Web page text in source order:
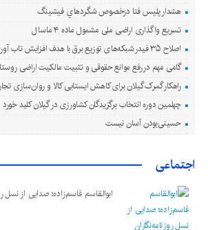
هشدار پليس فتا درخصوص شگردهاي فيشينگ
تسریع واگذاری اراضی ملی مشمول ماده ۴ ماسال
اصلاح ۳۵ فیدر شبكه‌های توزیع برق با هدف افزایش تاب آوری
گامی مهم در رفع موانع حقوقی و تثبیت مالکیت اراضی
راهکار گمرک گیلان برای کاهش ایستایی کالا و روان‌سازی
چهلمین دوره انتخاب برگزیدگان کشاورزی در گیلان کلید خورد
حسینی‌بودن آسان نیست
اجتماعی
ابوالقاسم قاسم‌زاده؛ صدایی از نسل